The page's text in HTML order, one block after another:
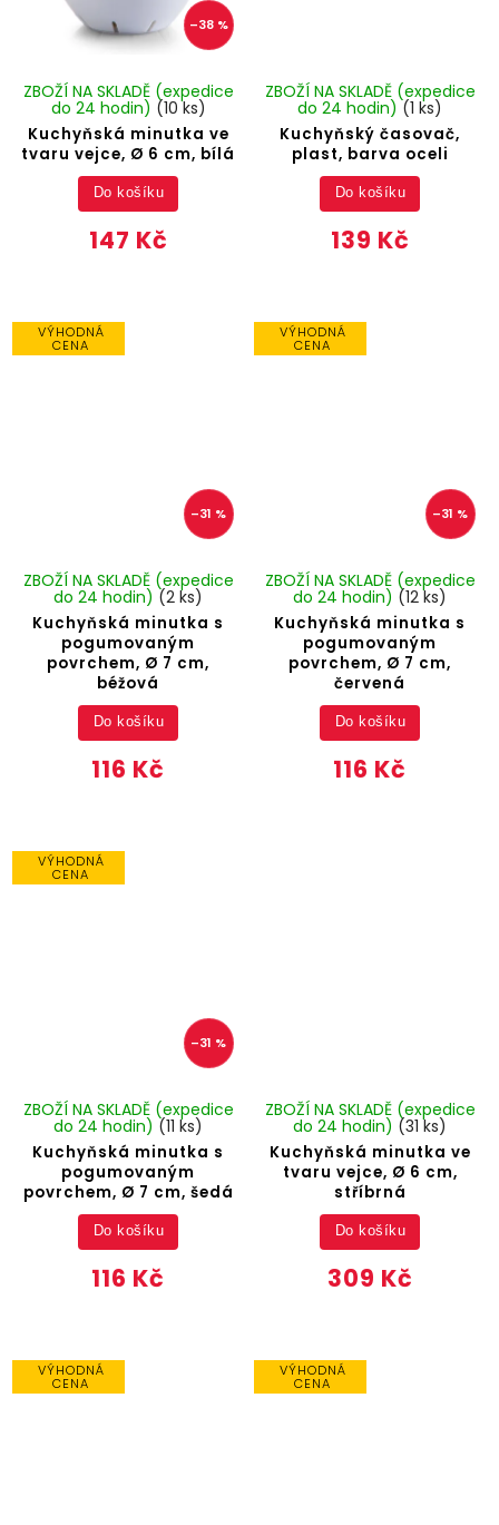
–38 %
Kuchyňská minutka ve
tvaru vejce, Ø 6 cm, bílá
ZBOŽÍ NA SKLADĚ (expedice
do 24 hodin) (10 ks)
147 Kč
Do košíku
Kuchyňský časovač,
plast, barva oceli
ZBOŽÍ NA SKLADĚ (expedice
do 24 hodin)(1 ks)
139 Kč
Do košíku
VÝHODNÁ
CENA
–31 %
Kuchyňská minutka s
pogumovaným
povrchem, Ø 7 cm,
béžová
ZBOŽÍ NA SKLADĚ (expedice
do 24 hodin) (2 ks)
116 Kč
Do košíku
VÝHODNÁ
CENA
–31 %
Kuchyňská minutka s
pogumovaným
povrchem, Ø 7 cm,
červená
ZBOŽÍ NA SKLADĚ (expedice
do 24 hodin) (12 ks)
116 Kč
Do košíku
VÝHODNÁ
CENA
–31 %
Kuchyňská minutka s
pogumovaným
povrchem, Ø 7 cm, šedá
ZBOŽÍ NA SKLADĚ (expedice
do 24 hodin) (11 ks)
116 Kč
Do košíku
Kuchyňská minutka ve
tvaru vejce, Ø 6 cm,
stříbrná
ZBOŽÍ NA SKLADĚ (expedice
do 24 hodin) (31 ks)
309 Kč
Do košíku
VÝHODNÁ
CENA
VÝHODNÁ
CENA